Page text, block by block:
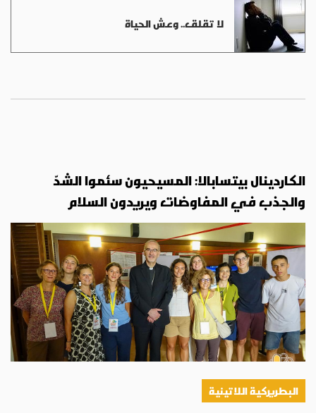
لا تقلق.. وعش الحياة
الكاردينال بيتسابالا: المسيحيون سئموا الشدّ
والجذب في المفاوضات ويريدون السلام
البطريركية اللاتينية